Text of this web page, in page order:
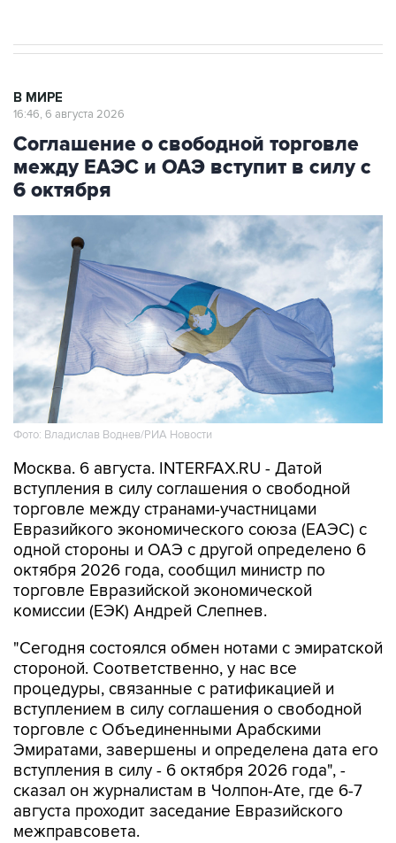
В МИРЕ
16:46, 6 августа 2026
Соглашение о свободной торговле
между ЕАЭС и ОАЭ вступит в силу с
6 октября
Фото: Владислав Воднев/РИА Новости
Москва. 6 августа. INTERFAX.RU - Датой
вступления в силу соглашения о свободной
торговле между странами-участницами
Евразийкого экономического союза (ЕАЭС) с
одной стороны и ОАЭ с другой определено 6
октября 2026 года, сообщил министр по
торговле Евразийской экономической
комиссии (ЕЭК) Андрей Слепнев.
"Сегодня состоялся обмен нотами с эмиратской
стороной. Соответственно, у нас все
процедуры, связанные с ратификацией и
вступлением в силу соглашения о свободной
торговле с Объединенными Арабскими
Эмиратами, завершены и определена дата его
вступления в силу - 6 октября 2026 года", -
сказал он журналистам в Чолпон-Ате, где 6-7
августа проходит заседание Евразийского
межправсовета.